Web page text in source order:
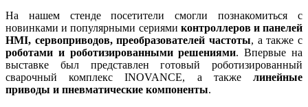
На нашем стенде посетители смогли познакомиться с
новинками и популярными сериями контроллеров и панелей
HMI, сервоприводов, преобразователей частоты, а также с
роботами и роботизированными решениями. Впервые на
выставке был представлен готовый роботизированный
сварочный комплекс INOVANCE, а также линейные
приводы и пневматические компоненты.